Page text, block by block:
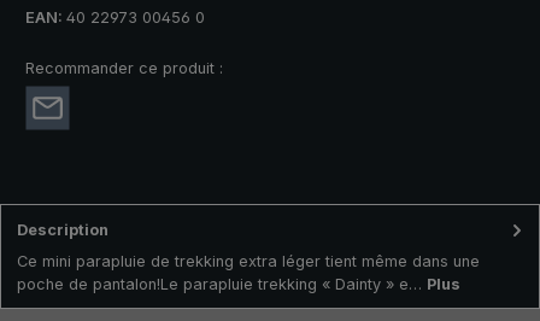
EAN: 40 22973 00456 0
Recommander ce produit :
Description
Ce mini parapluie de trekking extra léger tient même dans une
poche de pantalon!Le parapluie trekking « Dainty » e… Plus